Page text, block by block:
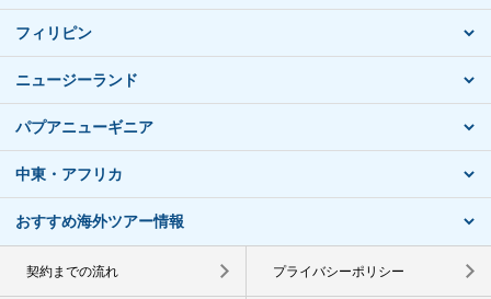
フィリピン
ニュージーランド
パプアニューギニア
中東・アフリカ
おすすめ海外ツアー情報
契約までの流れ プライバシーポリシー